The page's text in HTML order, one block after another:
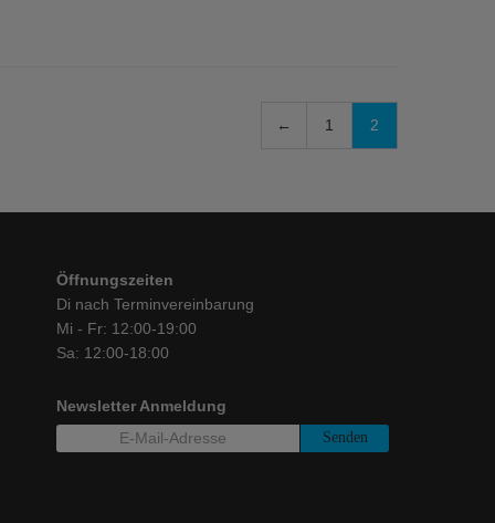
← 1 2
Öffnungszeiten
Di nach Terminvereinbarung
Mi - Fr: 12:00-19:00
Sa: 12:00-18:00
Newsletter Anmeldung